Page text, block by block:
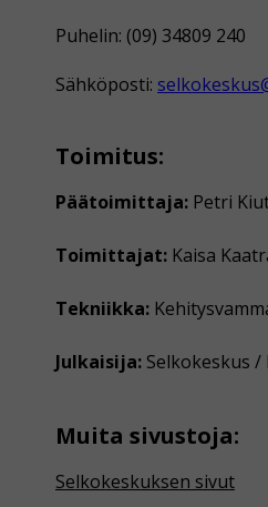
Puhelin: (09) 34809 240
Sähköposti:
Toimitus:
Päätoimittaja: Petri
Toimittajat: Kaisa
Tekniikka:
Julkaisija: Selkokeskus
Muita sivustoja:
Selkokeskuksen sivut